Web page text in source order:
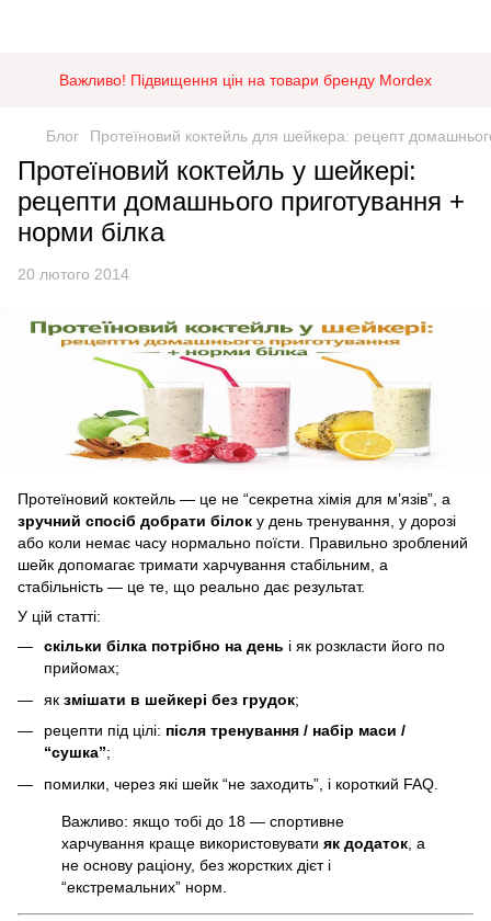
Важливо! Підвищення цін на товари бренду Mordex
Блог Протеїновий коктейль для шейкера: рецепт
Протеїновий коктейль у шейкері:
рецепти домашнього приготування +
норми білка
20 лютого 2014
Протеїновий коктейль — це не “секретна хімія для м’язів”, а
зручний спосіб добрати білок у день тренування, у дорозі
або коли немає часу нормально поїсти. Правильно зроблений
шейк допомагає тримати харчування стабільним, а
стабільність — це те, що реально дає результат.
У цій статті:
скільки білка потрібно на день і як розкласти його по
прийомах;
як змішати в шейкері без грудок;
рецепти під цілі: після тренування / набір маси /
“сушка”;
помилки, через які шейк “не заходить”, і короткий FAQ.
Важливо: якщо тобі до 18 — спортивне
харчування краще використовувати як додаток , а
не основу раціону, без жорстких дієт і
“екстремальних” норм.